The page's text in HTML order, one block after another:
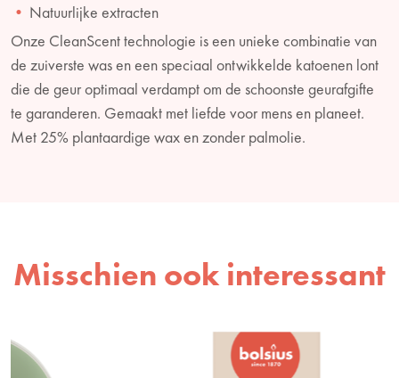
Natuurlijke extracten
Onze CleanScent technologie is een unieke combinatie van
de zuiverste was en een speciaal ontwikkelde katoenen lont
die de geur optimaal verdampt om de schoonste geurafgifte
te garanderen. Gemaakt met liefde voor mens en planeet.
Met 25% plantaardige wax en zonder palmolie.
Misschien ook interessant